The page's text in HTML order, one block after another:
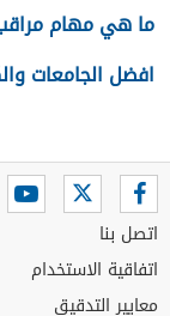
ما هي مهام مراقب
افضل الجامعات
اتصل بنا
اتفاقية الاستخدام
معايير التدقيق